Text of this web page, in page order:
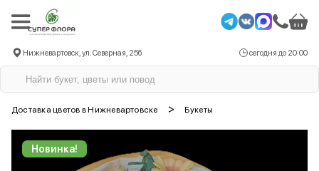
Нижневартовск, ул. Северная, 25б сегодня до 20:00
Доставка цветов в Нижневартовске > Букеты
Новинка!